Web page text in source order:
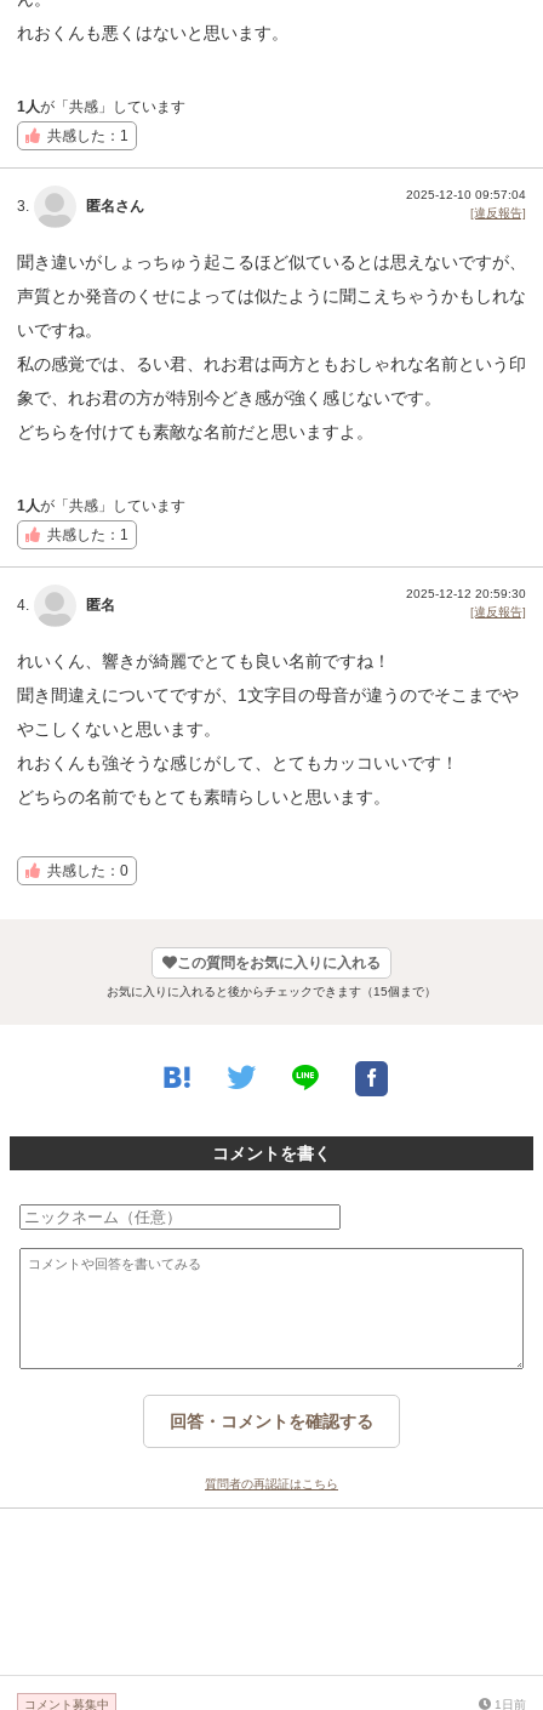
れおくんも悪くはないと思います。
1人が「共感」しています
共感した：1
3. 匿名さん
2025-12-10 09:57:04
[違反報告]
聞き違いがしょっちゅう起こるほど似ているとは思えないですが、
声質とか発音のくせによっては似たように聞こえちゃうかもしれな
いですね。
私の感覚では、るい君、れお君は両方ともおしゃれな名前という印
象で、れお君の方が特別今どき感が強く感じないです。
どちらを付けても素敵な名前だと思いますよ。
1人が「共感」しています
共感した：1
4. 匿名
2025-12-12 20:59:30
[違反報告]
れいくん、響きが綺麗でとても良い名前ですね！
聞き間違えについてですが、1文字目の母音が違うのでそこまでや
やこしくないと思います。
れおくんも強そうな感じがして、とてもカッコいいです！
どちらの名前でもとても素晴らしいと思います。
共感した：0
この質問をお気に入りに入れる
お気に入りに入れると後からチェックできます（15個まで）
コメントを書く
回答・コメントを確認する
質問者の再認証はこちら
コメント募集中 1日前